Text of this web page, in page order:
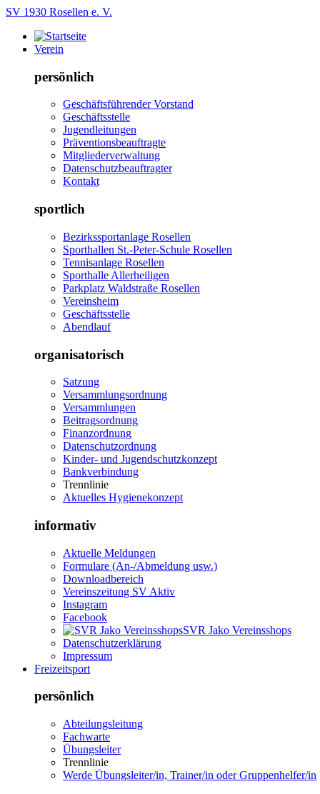
SV 1930 Rosellen e. V.
Verein
persönlich
Geschäftsführender Vorstand
Geschäftsstelle
Jugendleitungen
Präventionsbeauftragte
Mitgliederverwaltung
Datenschutzbeauftragter
Kontakt
sportlich
Bezirkssportanlage Rosellen
Sporthallen St.-Peter-Schule Rosellen
Tennisanlage Rosellen
Sporthalle Allerheiligen
Parkplatz Waldstraße Rosellen
Vereinsheim
Geschäftsstelle
Abendlauf
organisatorisch
Satzung
Versammlungsordnung
Versammlungen
Beitragsordnung
Finanzordnung
Datenschutzordnung
Kinder- und Jugendschutzkonzept
Bankverbindung
Trennlinie
Aktuelles Hygienekonzept
informativ
Aktuelle Meldungen
Formulare (An-/Abmeldung usw.)
Downloadbereich
Vereinszeitung SV Aktiv
Instagram
Facebook
SVR Jako Vereinsshops
Datenschutzerklärung
Impressum
Freizeitsport
persönlich
Abteilungsleitung
Fachwarte
Übungsleiter
Trennlinie
Werde Übungsleiter/in, Trainer/in oder Gruppenhelfer/in